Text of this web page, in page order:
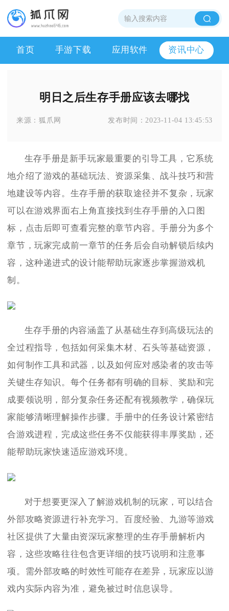
首页 手游下载 应用软件 资讯中心
明日之后生存手册应该去哪找
来源：狐爪网 发布时间：2023-11-04 13:45:53
生存手册是新手玩家最重要的引导工具，它系统
地介绍了游戏的基础玩法、资源采集、战斗技巧和营
地建设等内容。生存手册的获取途径并不复杂，玩家
可以在游戏界面右上角直接找到生存手册的入口图
标，点击后即可查看完整的章节内容。手册分为多个
章节，玩家完成前一章节的任务后会自动解锁后续内
容，这种递进式的设计能帮助玩家逐步掌握游戏机
制。
生存手册的内容涵盖了从基础生存到高级玩法的
全过程指导，包括如何采集木材、石头等基础资源，
如何制作工具和武器，以及如何应对感染者的攻击等
关键生存知识。每个任务都有明确的目标、奖励和完
成要领说明，部分复杂任务还配有视频教学，确保玩
家能够清晰理解操作步骤。手册中的任务设计紧密结
合游戏进程，完成这些任务不仅能获得丰厚奖励，还
能帮助玩家快速适应游戏环境。
对于想要更深入了解游戏机制的玩家，可以结合
外部攻略资源进行补充学习。百度经验、九游等游戏
社区提供了大量由资深玩家整理的生存手册解析内
容，这些攻略往往包含更详细的技巧说明和注意事
项。需外部攻略的时效性可能存在差异，玩家应以游
戏内实际内容为准，避免被过时信息误导。